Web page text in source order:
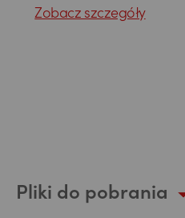
Zobacz szczegóły
Pliki do pobrania